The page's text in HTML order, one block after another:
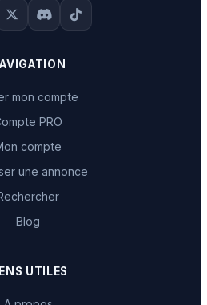
mon compte
PRO
compte
une annonce
Blog
UTILES